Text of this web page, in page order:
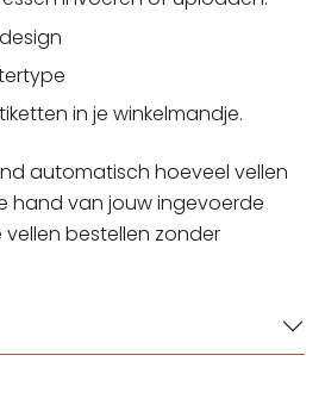
in je winkelmandje.
automatisch hoeveel vellen
hand van jouw ingevoerde
vellen bestellen zonder